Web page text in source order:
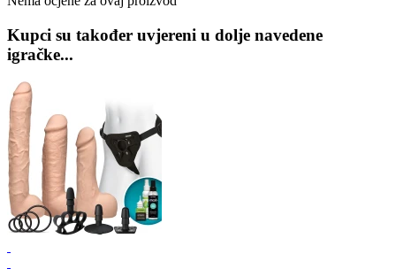
Kupci su također uvjereni u dolje navedene
igračke...